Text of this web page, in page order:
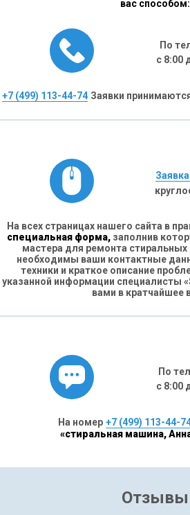
вас способом:
По
с 8:00
+7 (499) 113-44-74 Заявки
На всех страницах нашего сайта в
специальная форма, заполнив
мастера для ремонта
необходимы ваши контактные
техники и краткое описание
указанной информации специалисты
вами в кратчайшее
По
с 8:00
На номер +7 (499) 113-44-
«стиральная машина,
Отзывы